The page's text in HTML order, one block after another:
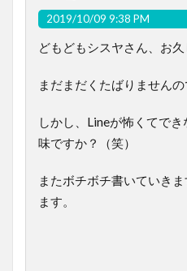
2019/10/09 9:38 PM
どもどもシスヤさん、お久
まだまだくたばりませんの
しかし、Lineが怖くてで
味ですか？（笑）
またボチボチ書いていき
ます。